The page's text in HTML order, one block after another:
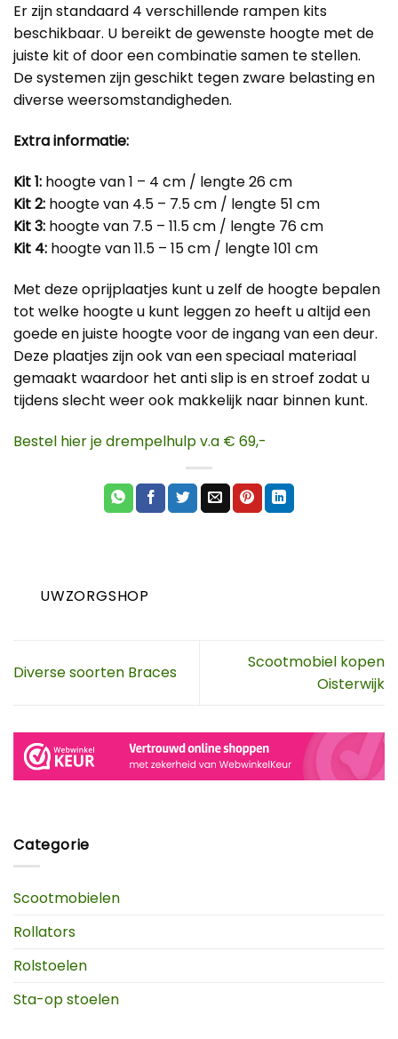
Er zijn standaard 4 verschillende rampen kits
beschikbaar. U bereikt de gewenste hoogte met de
juiste kit of door een combinatie samen te stellen.
De systemen zijn geschikt tegen zware belasting en
diverse weersomstandigheden.
Extra informatie:
Kit 1: hoogte van 1 – 4 cm / lengte 26 cm
Kit 2: hoogte van 4.5 – 7.5 cm / lengte 51 cm
Kit 3: hoogte van 7.5 – 11.5 cm / lengte 76 cm
Kit 4: hoogte van 11.5 – 15 cm / lengte 101 cm
Met deze oprijplaatjes kunt u zelf de hoogte bepalen
tot welke hoogte u kunt leggen zo heeft u altijd een
goede en juiste hoogte voor de ingang van een deur.
Deze plaatjes zijn ook van een speciaal materiaal
gemaakt waardoor het anti slip is en stroef zodat u
tijdens slecht weer ook makkelijk naar binnen kunt.
Bestel hier je drempelhulp v.a € 69,-
UWZORGSHOP
Diverse soorten Braces
Scootmobiel kopen
Oisterwijk
Categorie
Scootmobielen
Rollators
Rolstoelen
Sta-op stoelen